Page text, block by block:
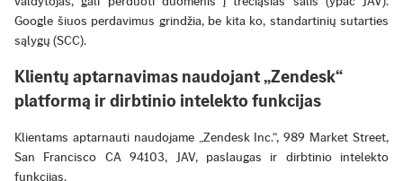
Google šiuos perdavimus grindžia, be kita ko, standartinių sutarties
sąlygų (SCC).
Klientų aptarnavimas naudojant „Zendesk“
platformą ir dirbtinio intelekto funkcijas
Klientams aptarnauti naudojame „Zendesk Inc.“, 989 Market Street,
San Francisco CA 94103, JAV, paslaugas ir dirbtinio intelekto
funkcijas.